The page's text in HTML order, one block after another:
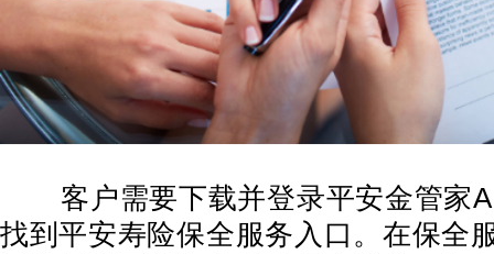
客户需要下载并登录平安金管家
找到平安寿险保全服务入口。在保全